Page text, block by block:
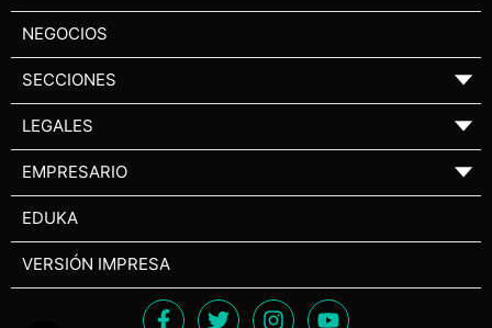
NEGOCIOS
SECCIONES ▼
LEGALES ▼
EMPRESARIO ▼
EDUKA
VERSIÓN IMPRESA